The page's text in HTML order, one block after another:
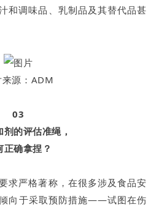
和调味品、乳制品及其替代品甚
来源：ADM
03
剂的评估准绳，
正确拿捏？
求严格著称，在很多涉及食品安
向于采取预防措施——试图在伤